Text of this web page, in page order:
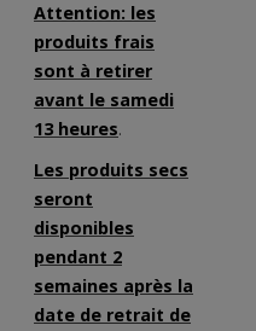
Attention: les
produits frais
sont à retirer
avant le samedi
13 heures.
Les produits secs
seront
disponibles
pendant 2
semaines après la
date de retrait de